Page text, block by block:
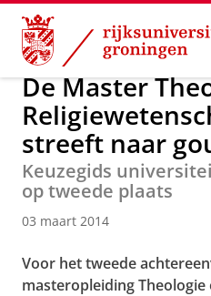
Skip
Content
Skip
Navigation
Over ons Actueel Nieuws
De Master
streeft naar
Keuzegids
op tweede plaats
03 maart 2014
Voor het tweede
masteropleiding Theologie